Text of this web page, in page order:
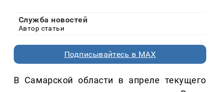
Служба новостей
Автор статьи
Подписывайтесь в MAX
В Самарской области в апреле текущего